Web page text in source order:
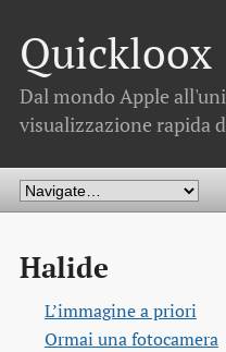
Quickloox
Dal mondo Apple
visualizzazione rapida
Halide
L’immagine a priori
Ormai una fotocamera